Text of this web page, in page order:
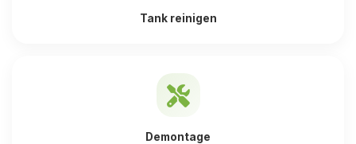
Tank reinigen
Demontage